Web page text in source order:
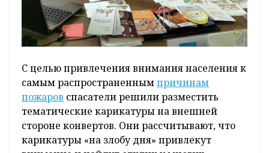
С целью привлечения внимания населения к
самым распространеннымпричинам
пожаров спасатели решили разместить
тематические карикатуры на внешней
стороне конвертов. Они рассчитывают, что
карикатуры «на злобу дня» привлекут